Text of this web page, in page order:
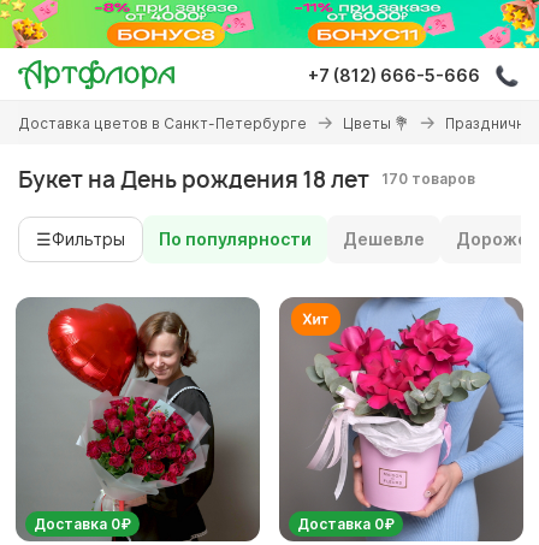
Перейти
основному
содержанию
+7 (812) 666-5-666
Вы
здесь
Доставка цветов в Санкт-Петербурге Цветы 💐
Букет на День рождения 18 лет 170 товаров
☰Фильтры По популярности Дешевле Дороже
Доставка 0₽ Доставка 0₽